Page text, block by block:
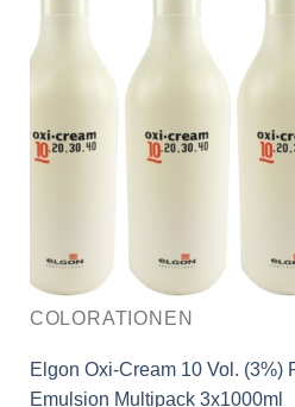
COLORATIONEN
Elgon Oxi-Cream 10 Vol. (3%)
Emulsion Multipack 3x1000ml